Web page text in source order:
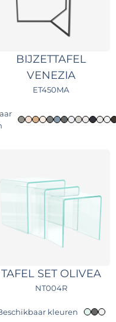
BIJZETTAFEL
VENEZIA
ET450MA
TAFEL SET OLIVEA
NT004R
kleuren